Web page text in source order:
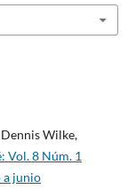
Wilke,
Vol. 8 Núm. 1
a junio